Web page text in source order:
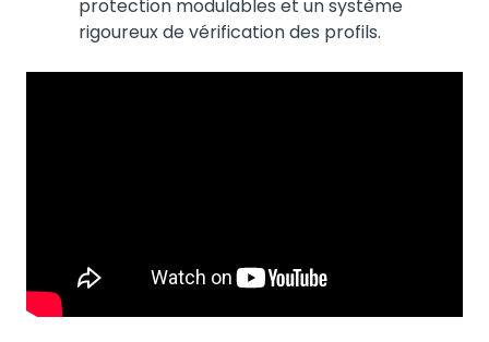
protection modulables et un système
rigoureux de vérification des profils.